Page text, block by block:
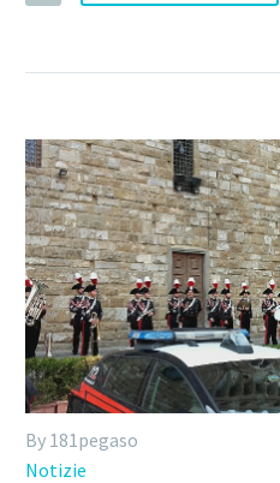
By 181pegaso
Notizie